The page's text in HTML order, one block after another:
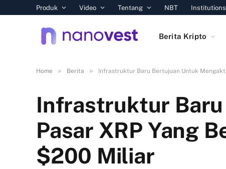
Produk Video Tentang NBT Institutions
Berita Kripto
Home » Berita » Infrastruktur Baru Bertujuan Untuk
Infrastruktur
Pasar XRP Yang
$200 Miliar